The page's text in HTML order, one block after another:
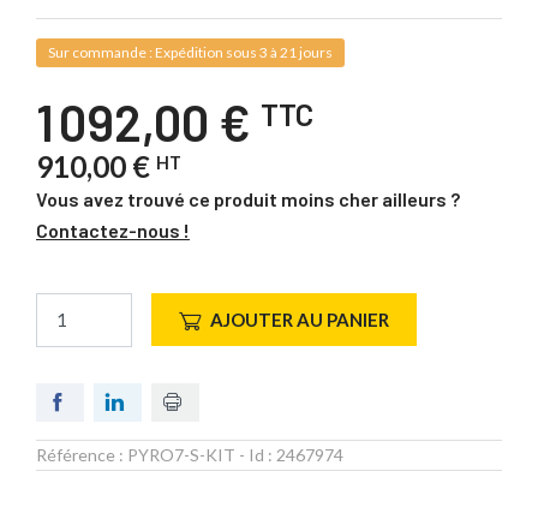
Sur commande : Expédition sous 3 à 21 jours
1 092,00 € TTC
910,00 € HT
Vous avez trouvé ce produit moins cher ailleurs ?
Contactez-nous !
AJOUTER AU PANIER
Référence : PYRO7-S-KIT - Id : 2467974